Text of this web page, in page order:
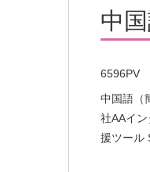
中
6596PV
中国語（
社AAイ
援ツール